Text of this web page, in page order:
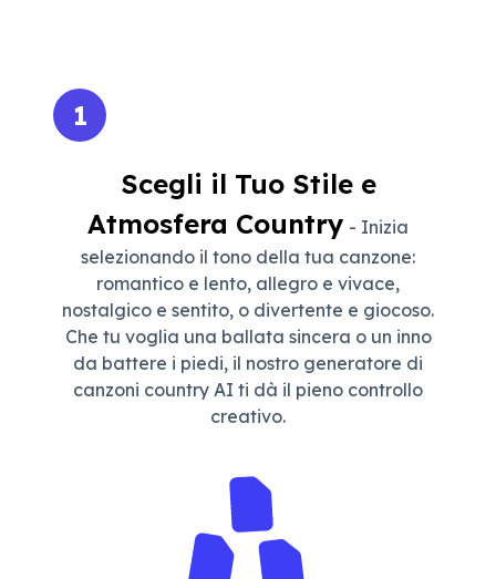
1
Scegli il Tuo Stile e
Atmosfera Country - Inizia
selezionando il tono della tua canzone:
romantico e lento, allegro e vivace,
nostalgico e sentito, o divertente e giocoso.
Che tu voglia una ballata sincera o un inno
da battere i piedi, il nostro generatore di
canzoni country AI ti dà il pieno controllo
creativo.